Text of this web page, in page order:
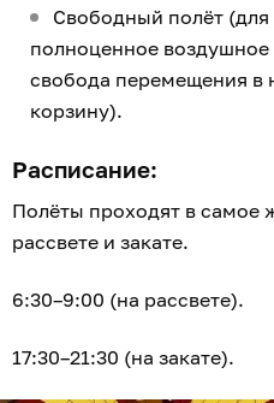
Свободный полёт
полноценное воздушное
свобода перемещения в
корзину).
Расписание:
Полёты проходят в самое
рассвете и закате.
6:30–9:00 (на рассвете).
17:30–21:30 (на закате).